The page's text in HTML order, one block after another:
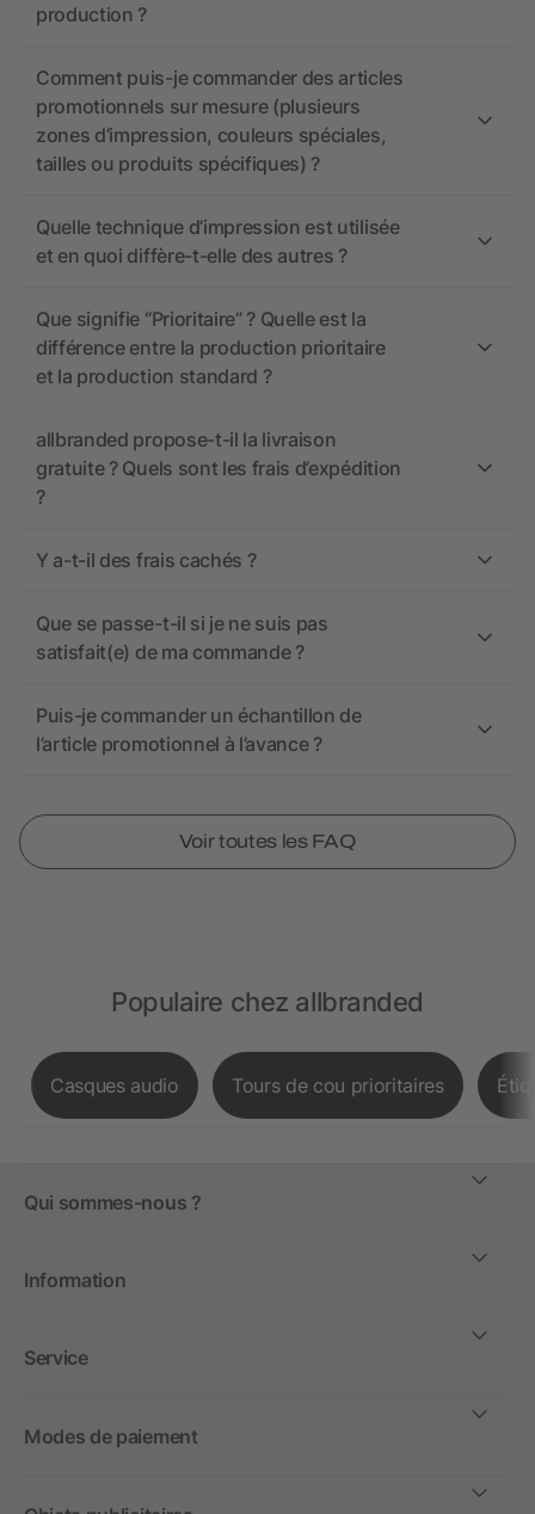
production ?
Comment puis-je commander des articles
promotionnels sur mesure (plusieurs
zones d’impression, couleurs spéciales,
tailles ou produits spécifiques) ?
Quelle technique d’impression est utilisée
et en quoi diffère-t-elle des autres ?
Que signifie “Prioritaire” ? Quelle est la
différence entre la production prioritaire
et la production standard ?
allbranded propose-t-il la livraison
gratuite ? Quels sont les frais d’expédition
?
Y a-t-il des frais cachés ?
Que se passe-t-il si je ne suis pas
satisfait(e) de ma commande ?
Puis-je commander un échantillon de
l’article promotionnel à l’avance ?
Voir toutes les FAQ
Populaire chez allbranded
Casques audio Tours de cou prioritaires
Qui sommes-nous ?
Information
Service
Modes de paiement